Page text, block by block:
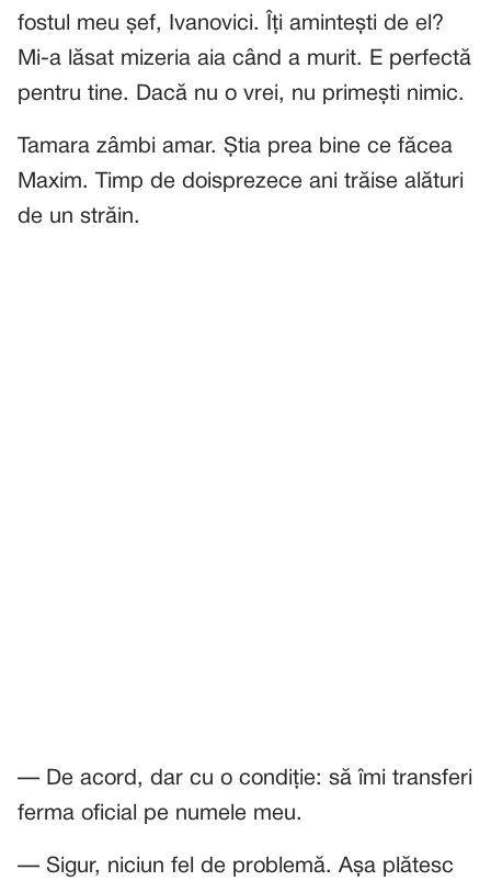
fostul meu șef, Ivanovici. Îți amintești de el?
Mi-a lăsat mizeria aia când a murit. E perfectă
pentru tine. Dacă nu o vrei, nu primești nimic.
Tamara zâmbi amar. Știa prea bine ce făcea
Maxim. Timp de doisprezece ani trăise alături
de un străin.
— De acord, dar cu o condiție: să îmi transferi
ferma oficial pe numele meu.
— Sigur, niciun fel de problemă. Așa plătesc